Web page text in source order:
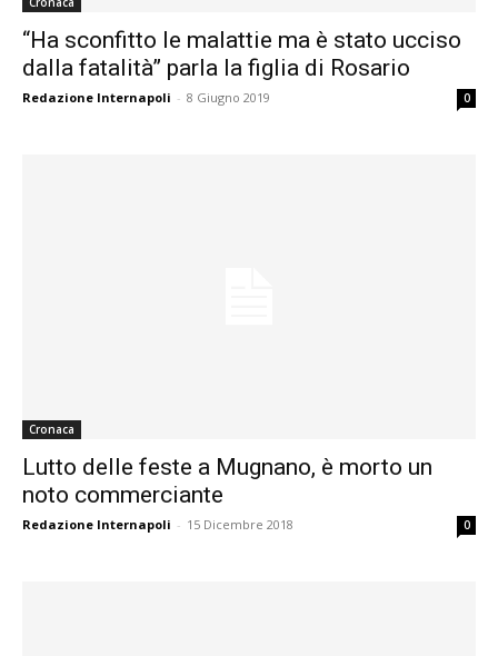
“Ha sconfitto le malattie ma è stato ucciso
dalla fatalità” parla la figlia di Rosario
Redazione Internapoli - 8 Giugno 2019 0
Cronaca
Lutto delle feste a Mugnano, è morto un
noto commerciante
Redazione Internapoli - 15 Dicembre 2018 0